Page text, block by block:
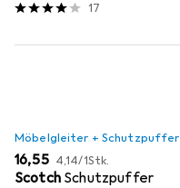
17
Möbelgleiter + Schutzpuffer
EUR
16,55 EUR
4,14/1Stk.
Scotch Schutzpuffer